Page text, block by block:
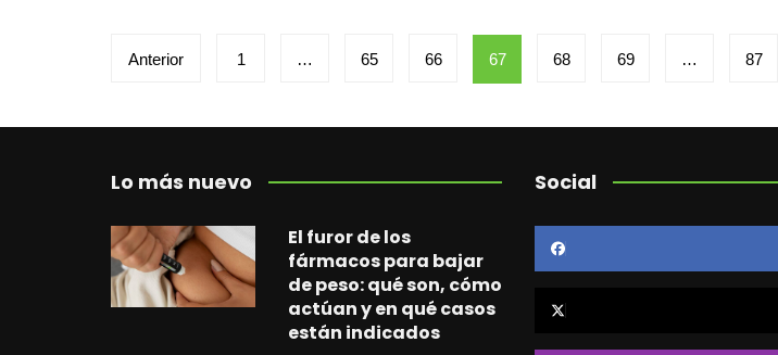
Paginación
entradas
Anterior 1 … 65 66 67 68 69 … 87
Lo más nuevo
El furor de los
fármacos para bajar
de peso: qué son, cómo
actúan y en qué casos
están indicados
Social